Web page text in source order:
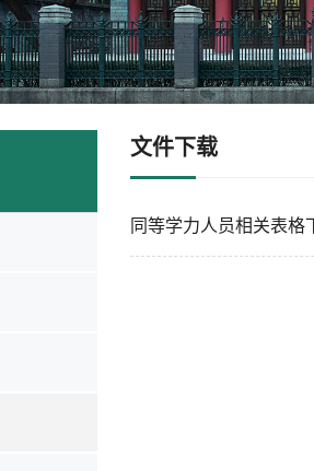
文件下载
同等学力人员相关表格